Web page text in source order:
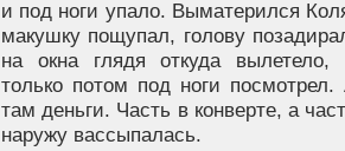
и под ноги упало. Выматерился
макушку пощупал, голову
на окна глядя откуда вылетело,
только потом под ноги посмотрел.
там деньги. Часть в конверте, а
наружу вассыпалась.